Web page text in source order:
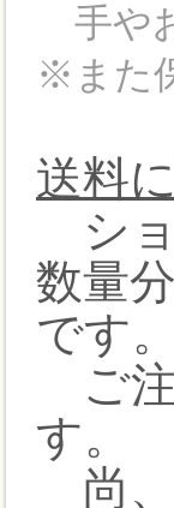
手や
※また
送料
ショ
数量
です。
ご注
す。
尚、